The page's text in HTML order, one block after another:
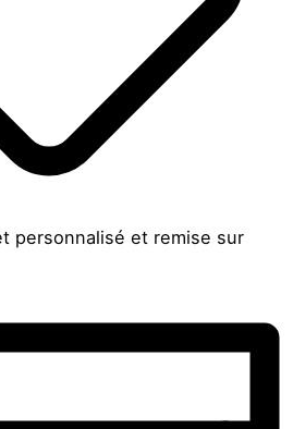
personnalisé et remise sur